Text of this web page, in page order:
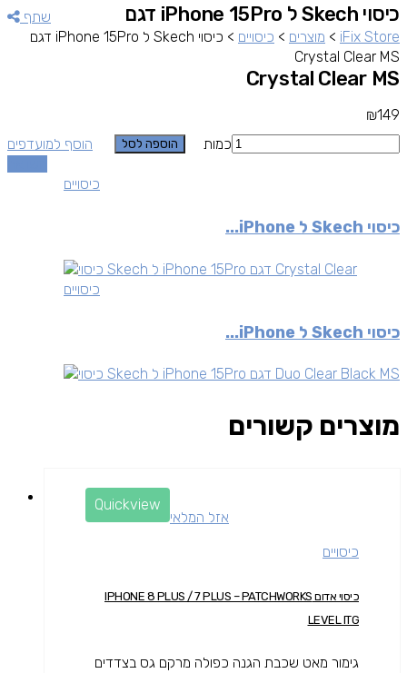
שתף
iFix Store
> מוצרים > כיסויים >
כיסוי Skech ל iPhone 15Pro דגם
Crystal Clear MS
כיסוי Skech ל iPhone 15Pro דגם
Crystal Clear MS
₪149
כמות
הוספה לסל
הוסף למועדפים
כיסויים
כיסוי Skech ל iPhone...
כיסויים
כיסוי Skech ל iPhone...
מוצרים קשורים
Quickview
אזל המלאי
כיסויים
כיסוי אדום IPHONE 8 PLUS / 7 PLUS – PATCHWORKS
LEVEL ITG
גימור מאט שכבת הגנה כפולה מרקם גס בצדדים